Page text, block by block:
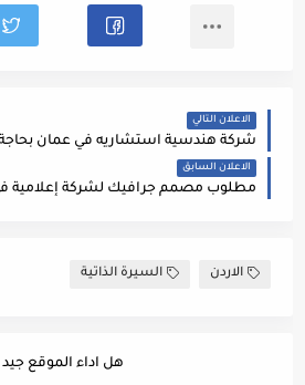
الاعلان التالي
الاعلان السابق
الاردن السيرة الذاتية
هل اداء الموقع جيد